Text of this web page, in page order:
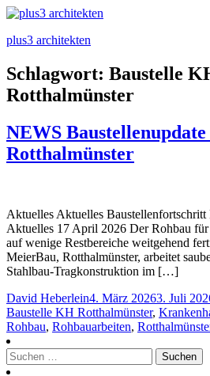
plus3 architekten
Schlagwort: Baustelle
Rotthalmünster
NEWS
Rotthalmünster
Aktuelles Aktuelles
Aktuelles 17 April 2026 Der Rohbau
auf wenige Restbereiche weitgehend
MeierBau, Rotthalmünster, arbeitet
Stahlbau-Tragkonstruktion im […]
Posted
by
David Heberlein4. März 20263. Juli
Baustelle KH Rotthalmünster,
Rohbau, Rohbauarbeiten,
Suchen
nach: